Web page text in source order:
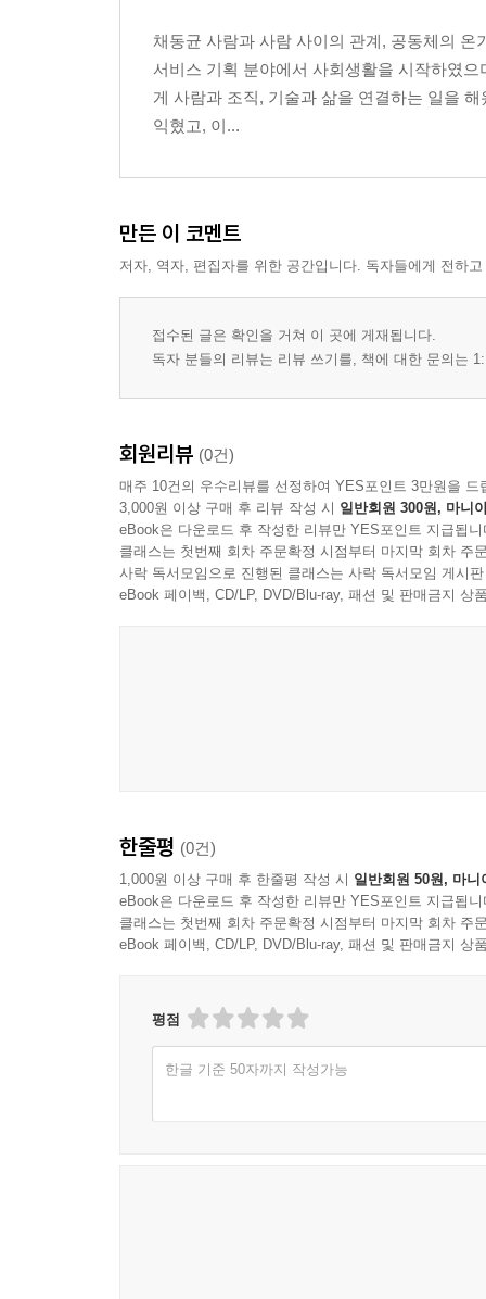
아침 꽃이 저녁에 지다 108
기억해야 하는 일 115
정원에서 만난 농부 120
당신의 바다 126
가까이 보면 더 아프다 146
어느날 151
맛집 혜윰뜰 157
바지락 달래 된장찌개 162
아름다운 벗에게 167
친환경 자연 농법에 관한 단상 183
우리의 오늘은 음악처럼 아름답다 187
얼리어답터의 어떤 하루 189
어떤 배려 195
혜윰하기 200
호박 예찬 204
농사일이 행복합니다 267
당신의 미소가 꽃필 때 278
평범함에 담긴 기적 282
‘일어난 김에’ 씨의 이상한 하루 288
마을버스에서 300
기억의 빈자리 305
미처 하지 못한 말 312
채동균 사람과 사람 사이의 관계, 공동체의
서비스 기획 분야에서 사회생활을 시작하였으
게 사람과 조직, 기술과 삶을 연결하는 일을
익혔고, 이...
만든 이 코멘트
저자, 역자, 편집자를 위한 공간입니다. 독자들에게 전하
접수된 글은 확인을 거쳐 이 곳에 게재됩니다.
독자 분들의 리뷰는 리뷰 쓰기를, 책에 대한 문의는
회원리뷰 (0건)
매주 10건의 우수리뷰를 선정하여 YES포인트 3만원을 드
3,000원 이상 구매 후 리뷰 작성 시 일반회원 300원, 마니
eBook은 다운로드 후 작성한 리뷰만 YES포인트 지급됩니
클래스는 첫번째 회차 주문확정 시점부터 마지막 회차 주
사락 독서모임으로 진행된 클래스는 사락 독서모임 게시
eBook 페이백, CD/LP, DVD/Blu-ray, 패션 및 판매금지 상
한줄평 (0건)
1,000원 이상 구매 후 한줄평 작성 시 일반회원 50원, 마니
eBook은 다운로드 후 작성한 리뷰만 YES포인트 지급됩니
클래스는 첫번째 회차 주문확정 시점부터 마지막 회차 주
eBook 페이백, CD/LP, DVD/Blu-ray, 패션 및 판매금지 상
평점
한글 기준 50자까지 작성가능